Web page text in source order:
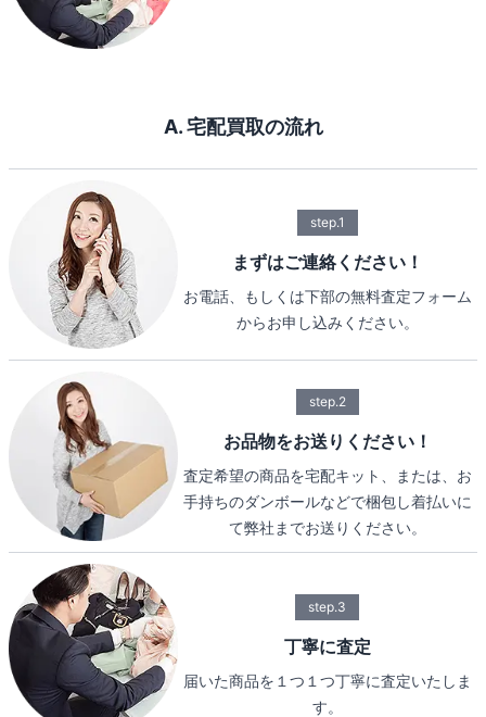
A. 宅配買取の流れ
step.1
まずはご連絡ください！
お電話、もしくは下部の無料査定フォーム
からお申し込みください。
step.2
お品物をお送りください！
査定希望の商品を宅配キット、または、お
手持ちのダンボールなどで梱包し着払いに
て弊社までお送りください。
step.3
丁寧に査定
届いた商品を１つ１つ丁寧に査定いたしま
す。